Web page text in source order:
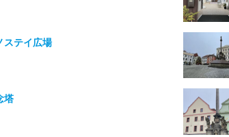
ステイ広場
塔